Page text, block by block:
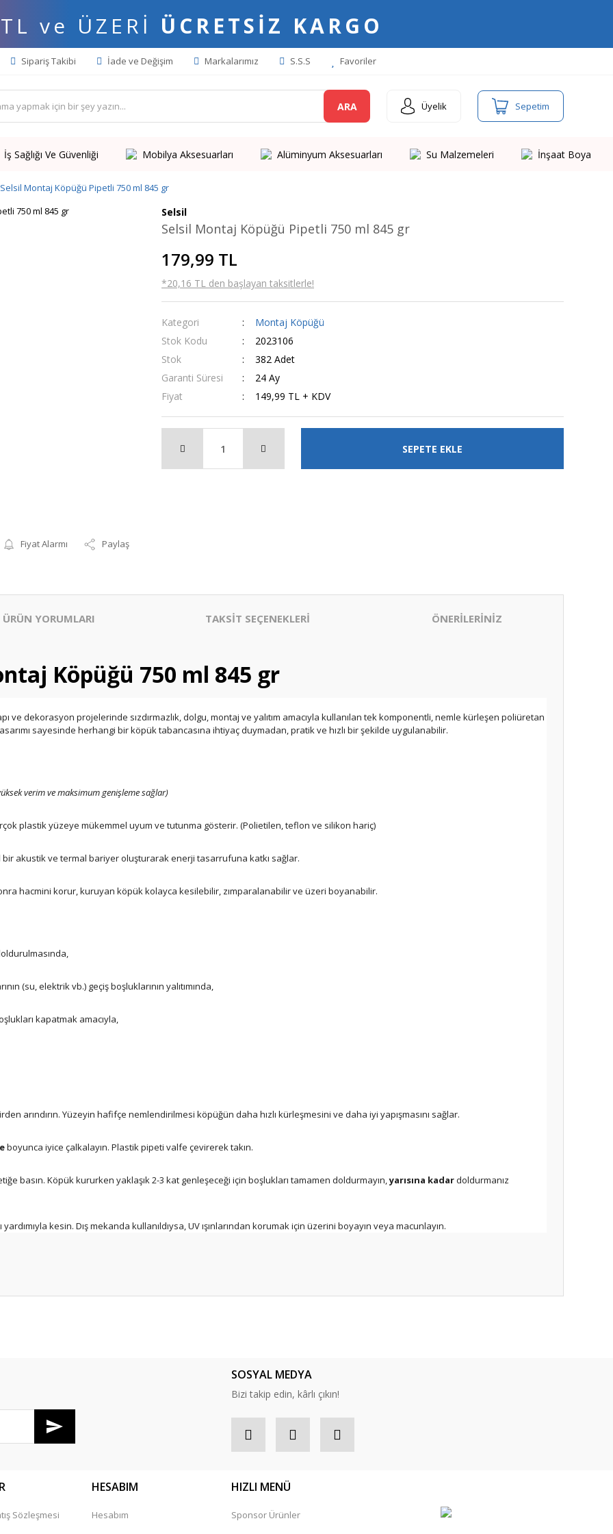
ve ÜZERİ ÜCRETSİZ KARGO
Sipariş Takibi İade ve Değişim Markalarımız S.S.S Favoriler
ARA Üyelik Sepetim
İş Sağlığı Ve Güvenliği Mobilya Aksesuarları Alüminyum Aksesuarları Su Malzemeleri İnşaat Boya
Selsil Montaj Köpüğü Pipetli 750 ml 845 gr
Fiyat Alarmı Paylaş
Selsil
Selsil Montaj Köpüğü Pipetli 750 ml 845 gr
179,99 TL
*20,16 TL den başlayan taksitlerle!
Kategori
Montaj Köpüğü
Stok Kodu
2023106
Stok
382 Adet
Garanti Süresi
24 Ay
Fiyat
149,99 TL + KDV
SEPETE EKLE
ÜRÜN YORUMLARI TAKSİT SEÇENEKLERİ ÖNERİLERİNİZ
Köpüğü 750 ml 845 gr
ve dekorasyon projelerinde sızdırmazlık, dolgu, montaj ve yalıtım amacıyla kullanılan tek komponentli, nemle kürleşen poliüretan
sayesinde herhangi bir köpük tabancasına ihtiyaç duymadan, pratik ve hızlı bir şekilde uygulanabilir.
verim ve maksimum genişleme sağlar)
plastik yüzeye mükemmel uyum ve tutunma gösterir. (Polietilen, teflon ve silikon hariç)
akustik ve termal bariyer oluşturarak enerji tasarrufuna katkı sağlar.
hacmini korur, kuruyan köpük kolayca kesilebilir, zımparalanabilir ve üzeri boyanabilir.
(su, elektrik vb.) geçiş boşluklarının yalıtımında,
kapatmak amacıyla,
arındırın. Yüzeyin hafifçe nemlendirilmesi köpüğün daha hızlı kürleşmesini ve daha iyi yapışmasını sağlar.
boyunca iyice çalkalayın. Plastik pipeti valfe çevirerek takın.
basın. Köpük kururken yaklaşık 2-3 kat genleşeceği için boşlukları tamamen doldurmayın,yarısına kadardoldurmanız
kesin. Dış mekanda kullanıldıysa, UV ışınlarından korumak için üzerini boyayın veya macunlayın.
SOSYAL MEDYA
Bizi takip edin, kârlı çıkın!
Sözleşmesi
HESABIM
Hesabım
HIZLI MENÜ
Sponsor Ürünler